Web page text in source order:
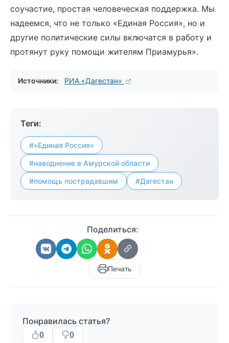
соучастие, простая человеческая поддержка. Мы
надеемся, что не только «Единая Россия», но и
другие политические силы включатся в работу и
протянут руку помощи жителям Приамурья».
Источники: РИА «Дагестан»
Теги:
#«Единая Россия»
#наводнение в Амурской области
#помощь пострадавшим #Дагестан
Поделиться:
Печать
Понравилась статья?
0 0